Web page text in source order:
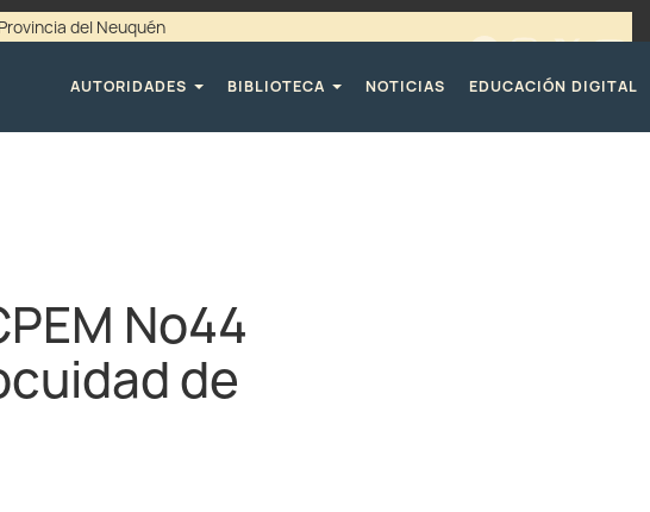
del Neuquén
AUTORIDADES
BIBLIOTECA NOTICIAS EDUCACIÓN DIGITAL
Nº44
de